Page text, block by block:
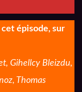
épisode, sur
Gihellcy Bleizdu,
Thomas